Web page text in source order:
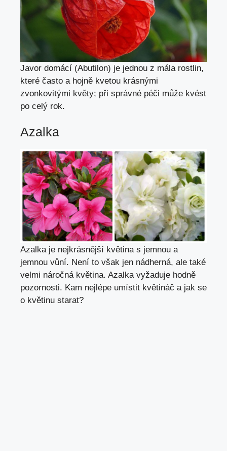
Javor domácí (Abutilon) je jednou z mála rostlin,
které často a hojně kvetou krásnými
zvonkovitými květy; při správné péči může kvést
po celý rok.
Azalka
Azalka je nejkrásnější květina s jemnou a
jemnou vůní. Není to však jen nádherná, ale také
velmi náročná květina. Azalka vyžaduje hodně
pozornosti. Kam nejlépe umístit květináč a jak se
o květinu starat?